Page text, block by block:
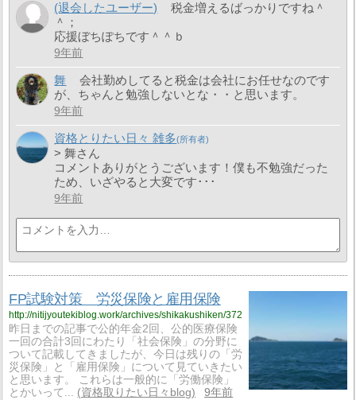
(退会したユーザー)
税金増えるばっかりですね＾
＾；
応援ぼちぽちです＾＾ｂ
9年前
舞
会社勤めしてると税金は会社にお任せなのです
が、ちゃんと勉強しないとな・・と思います。
9年前
資格とりたい日々 雑多
> 舞さん
コメントありがとうございます！僕も不勉強だった
ため、いざやると大変です･･･
9年前
FP試験対策 労災保険と雇用保険
http://nitijyoutekiblog.work/archives/shikakushiken/372
昨日までの記事で公的年金2回、公的医療保険
一回の合計3回にわたり「社会保険」の分野に
ついて記載してきましたが、今日は残りの「労
災保険」と「雇用保険」について見ていきたい
と思います。 これらは一般的に「労働保険」
とかいって...
資格取りたい日々blog
9年前